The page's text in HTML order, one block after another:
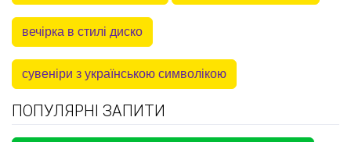
вечірка в стилі диско
сувеніри з українською символікою
ПОПУЛЯРНІ ЗАПИТИ